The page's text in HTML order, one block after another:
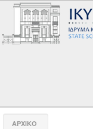
AΡΧΙΚΟ